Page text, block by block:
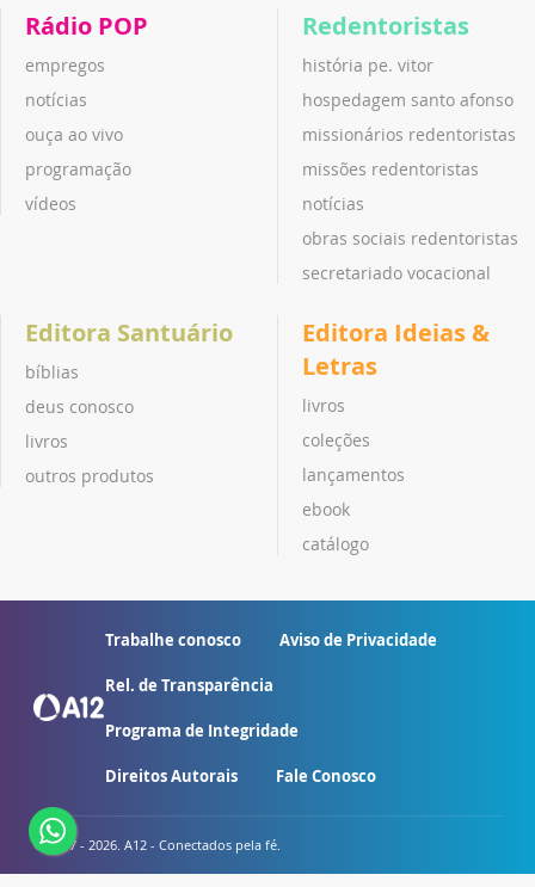
Rádio POP
empregos
notícias
ouça ao vivo
programação
vídeos
Redentoristas
história pe. vitor
hospedagem santo afonso
missionários redentoristas
missões redentoristas
notícias
obras sociais redentoristas
secretariado vocacional
Editora Santuário
bíblias
deus conosco
livros
outros produtos
Editora Ideias &
Letras
livros
coleções
lançamentos
ebook
catálogo
Trabalhe conosco Aviso de Privacidade
Rel. de Transparência
Programa de Integridade
Direitos Autorais Fale Conosco
© 2007 - 2026. A12 - Conectados pela fé.